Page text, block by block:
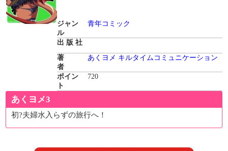
ジャン
ル
青年コミック
出 版 社
著
者
あくヨメ キルタイムコミュニケーション
ポイン
ト
720
あくヨメ3
初?夫婦水入らずの旅行へ！